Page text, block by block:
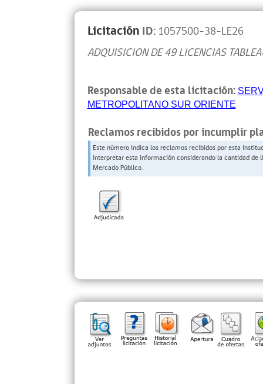
Licitación ID:1057500-38-LE26
ADQUISICION DE 49 LICENCIAS
Responsable de esta licitación:
METROPOLITANO SUR ORIENTE
Reclamos recibidos por incumplir
Este número indica los reclamos recibidos por esta
interpretar esta información considerando la cantidad
Mercado Público.